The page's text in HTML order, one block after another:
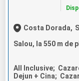
Costa Dorada,
Salou, la 550 m de
All Inclusive;
Dejun + Cina;